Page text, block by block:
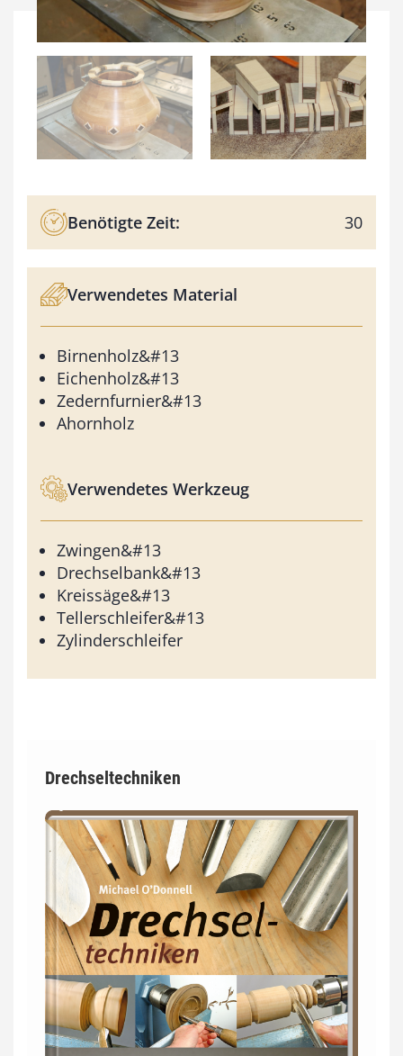
Benötigte Zeit: 30
Verwendetes Material
Birnenholz&#13
Eichenholz&#13
Zedernfurnier&#13
Ahornholz
Verwendetes Werkzeug
Zwingen&#13
Drechselbank&#13
Kreissäge&#13
Tellerschleifer&#13
Zylinderschleifer
Drechseltechniken